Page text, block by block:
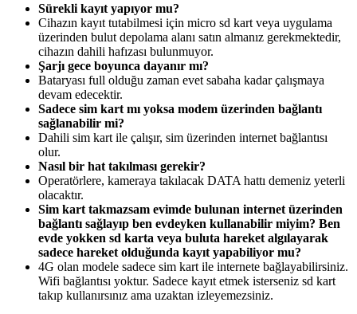
Sürekli kayıt yapıyor mu?
Cihazın kayıt tutabilmesi için micro sd kart veya uygulama
üzerinden bulut depolama alanı satın almanız gerekmektedir,
cihazın dahili hafızası bulunmuyor.
Şarjı gece boyunca dayanır mı?
Bataryası full olduğu zaman evet sabaha kadar çalışmaya
devam edecektir.
Sadece sim kart mı yoksa modem üzerinden bağlantı
sağlanabilir mi?
Dahili sim kart ile çalışır, sim üzerinden internet bağlantısı
olur.
Nasıl bir hat takılması gerekir?
Operatörlere, kameraya takılacak DATA hattı demeniz yeterli
olacaktır.
Sim kart takmazsam evimde bulunan internet üzerinden
bağlantı sağlayıp ben evdeyken kullanabilir miyim? Ben
evde yokken sd karta veya buluta hareket algılayarak
sadece hareket olduğunda kayıt yapabiliyor mu?
4G olan modele sadece sim kart ile internete bağlayabilirsiniz.
Wifi bağlantısı yoktur. Sadece kayıt etmek isterseniz sd kart
takıp kullanırsınız ama uzaktan izleyemezsiniz.